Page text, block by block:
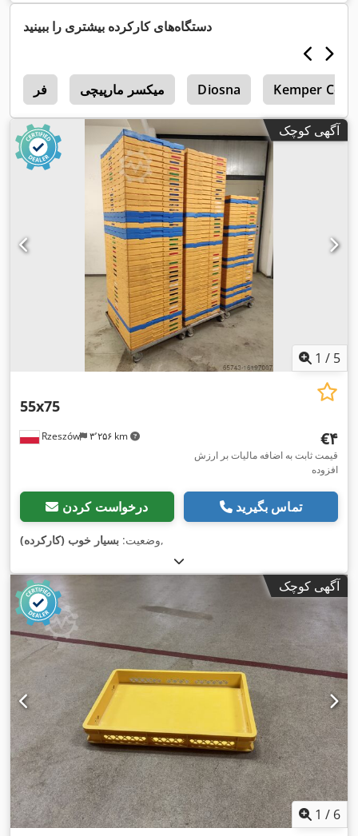
دستگاه‌های کارکرده بیشتری را ببینید
فر میکسر مارپیچی Diosna Kemper
آگهی کوچک
1 / 5
Rzeszów ۳٬۲۵۶ km
55x75
‎€۴
قیمت ثابت به اضافه مالیات بر ارزش
افزوده
درخواست کردن تماس بگیرید
وضعیت: بسیار خوب (کارکرده) ,
آگهی کوچک
1 / 6